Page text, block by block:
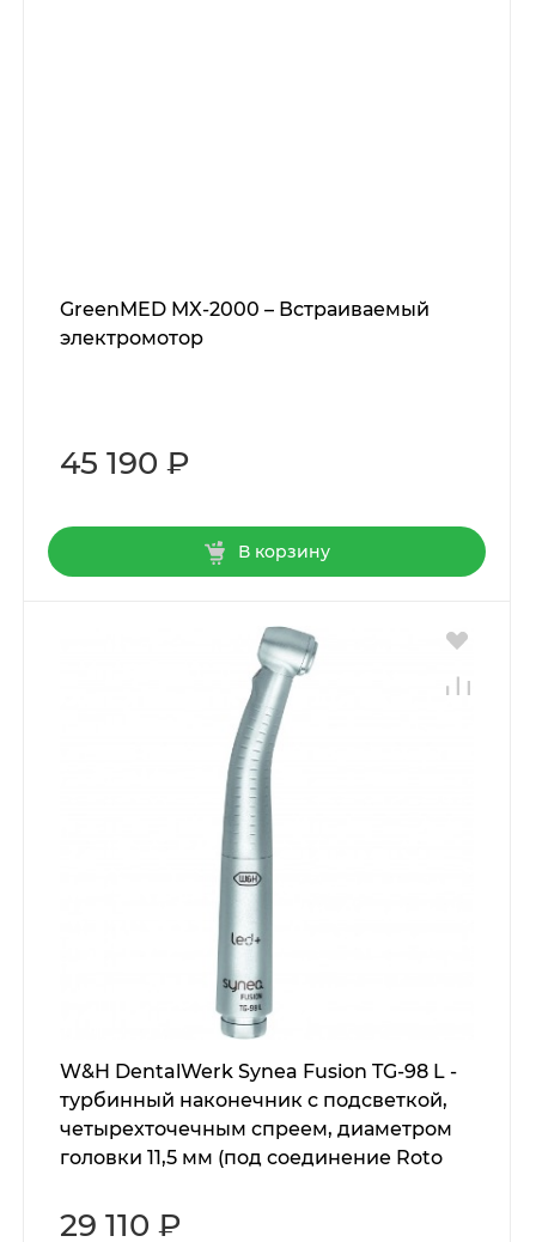
GreenMED MX-2000 – Встраиваемый
электромотор
45 190 ₽
В корзину
W&H DentalWerk Synea Fusion TG-98 L -
турбинный наконечник с подсветкой,
четырехточечным спреем, диаметром
головки 11,5 мм (под соединение Roto
29 110 ₽